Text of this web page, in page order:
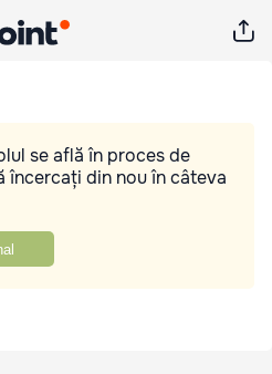
se află în proces de
încercați din nou în câteva